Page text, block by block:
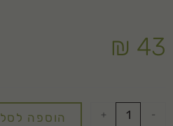
₪ 43
-
+ הוספה לסל